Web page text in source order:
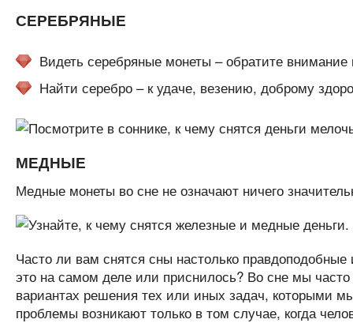
СЕРЕБРЯНЫЕ
Видеть серебряные монеты – обратите
Найти серебро – к удаче, везению, доброму
МЕДНЫЕ
Медные монеты во сне не означают ничего
Часто ли вам снятся сны настолько
это на самом деле или приснилось? Во сне мы
вариантах решения тех или иных задач, которыми
проблемы возникают только в том случае, когда